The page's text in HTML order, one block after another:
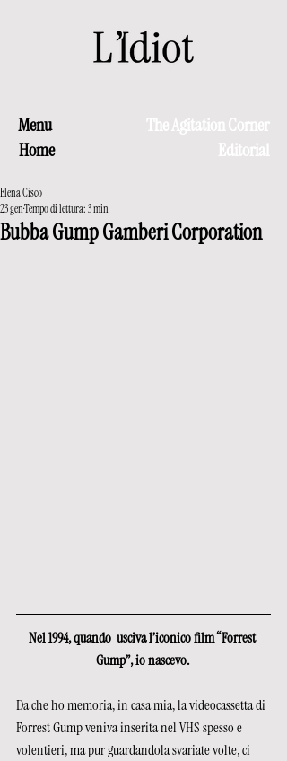
Menu
The Agitation Corner
Home
Editorial
Bubba Gump Gamberi Corporation
Elena Cisco
23 genTempo di lettura: 3 min
Nel 1994, quando  usciva l’iconico film “Forrest
Gump”, io nascevo.
Da che ho memoria, in casa mia, la videocassetta di
Forrest Gump veniva inserita nel VHS spesso e
volentieri, ma pur guardandola svariate volte, ci